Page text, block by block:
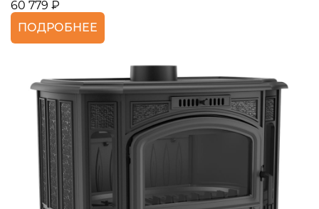
60 779 ₽
ПОДРОБНЕЕ